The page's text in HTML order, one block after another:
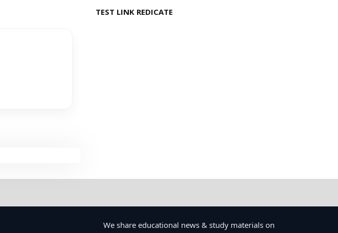
TEST LINK REDICATE
We share educational news & study materials on